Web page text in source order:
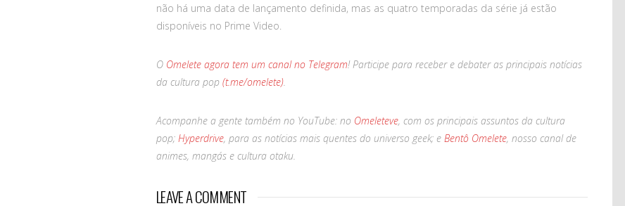
não há uma data de lançamento definida, mas as quatro temporadas da série já estão
disponíveis no Prime Video.
O Omelete agora tem um canal no Telegram! Participe para receber e debater as principais notícias
da cultura pop (t.me/omelete).
Acompanhe a gente também no YouTube: no Omeleteve, com os principais assuntos da cultura
pop; Hyperdrive, para as notícias mais quentes do universo geek; e Bentô Omelete, nosso canal de
animes, mangás e cultura otaku.
LEAVE A COMMENT